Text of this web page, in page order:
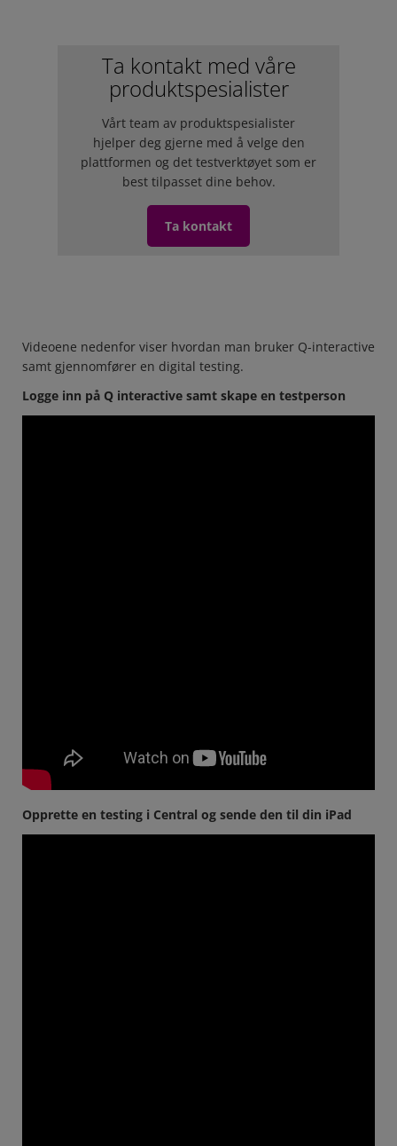
Ta kontakt med våre
produktspesialister
Vårt team av produktspesialister
hjelper deg gjerne med å velge den
plattformen og det testverktøyet som er
best tilpasset dine behov.
Ta kontakt
Videoene nedenfor viser hvordan man bruker Q-interactive
samt gjennomfører en digital testing.
Logge inn på Q interactive samt skape en testperson
Opprette en testing i Central og sende den til din iPad